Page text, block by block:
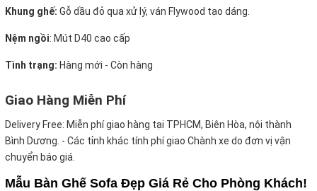
Khung ghế: Gỗ dầu đỏ qua xử lý, ván Flywood tạo dáng.
Nệm ngồi: Mút D40 cao cấp
Tình trạng: Hàng mới - Còn hàng
Giao Hàng Miễn Phí
Delivery Free: Miễn phí giao hàng tại TPHCM, Biên Hòa, nội thành
Bình Dương. - Các tỉnh khác tính phí giao Chành xe do đơn vị vận
chuyển báo giá.
Mẫu Bàn Ghế Sofa Đẹp Giá Rẻ Cho Phòng Khách!